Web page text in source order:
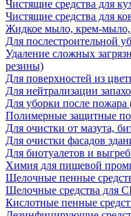
Чистящие средства для
Чистящие средства для
Жидкое мыло, крем-мыло,
Для послестроительной
Удаление сложных
резины)
Для поверхностей из
Для нейтрализации
Для уборки после пожара
Полимерные защитные
Для очистки от мазута,
Для очистки фасадов
Для биотуалетов и
Химия для пищевой
Щелочные пенные
Щелочные средства для
Кислотные пенные